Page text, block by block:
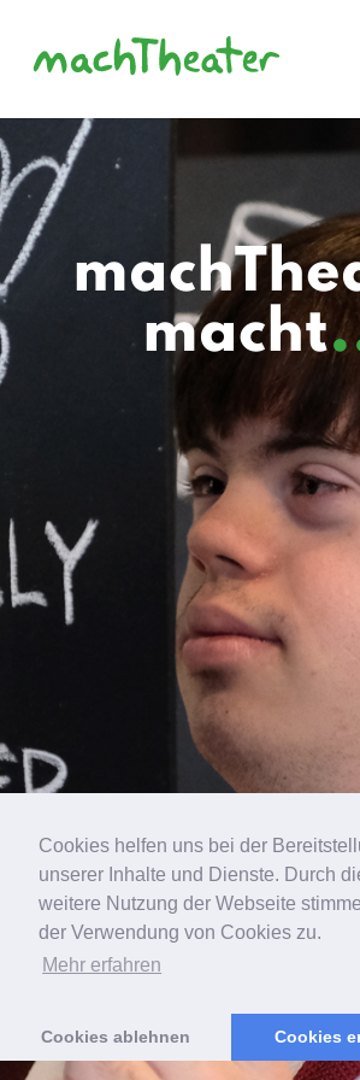
Cookies helfen uns bei der
unserer Inhalte und Dienste. Durch
weitere Nutzung der Webseite
der Verwendung von Cookies zu.
Mehr erfahren
Cookies ablehnen Cookies
macht
...kulturelle
Aus- &